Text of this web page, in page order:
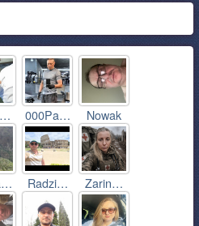
000Pa… Nowak
Radzi… Zarin…